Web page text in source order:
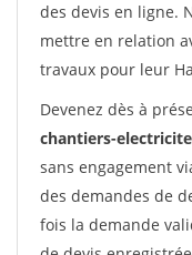
des devis en ligne.
mettre en relation
travaux pour leur
Devenez dès à
chantiers-
sans engagement
des demandes de
fois la demande